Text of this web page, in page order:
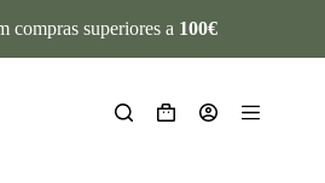
compras superiores a 100€